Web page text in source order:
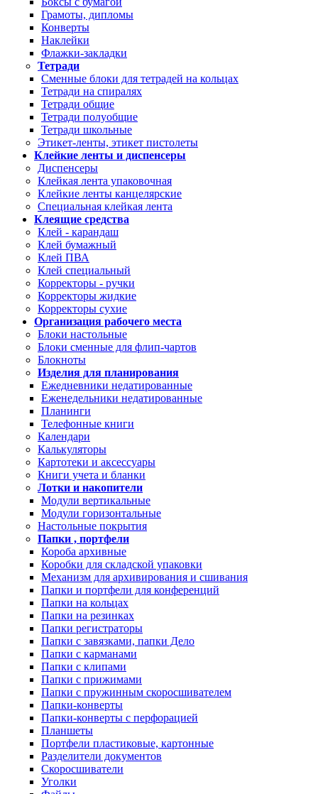
Грамоты, дипломы
Конверты
Наклейки
Флажки-закладки
Тетради
Сменные блоки для тетрадей на кольцах
Тетради на спиралях
Тетради общие
Тетради полуобщие
Тетради школьные
Этикет-ленты, этикет пистолеты
Клейкие ленты и диспенсеры
Диспенсеры
Клейкая лента упаковочная
Клейкие ленты канцелярские
Специальная клейкая лента
Клеящие средства
Клей - карандаш
Клей бумажный
Клей ПВА
Клей специальный
Корректоры - ручки
Корректоры жидкие
Корректоры сухие
Организация рабочего места
Блоки настольные
Блоки сменные для флип-чартов
Блокноты
Изделия для планирования
Ежедневники недатированные
Еженедельники недатированные
Планинги
Телефонные книги
Календари
Калькуляторы
Картотеки и аксессуары
Книги учета и бланки
Лотки и накопители
Модули вертикальные
Модули горизонтальные
Настольные покрытия
Папки , портфели
Короба архивные
Коробки для складской упаковки
Механизм для архивирования и сшивания
Папки и портфели для конференций
Папки на кольцах
Папки на резинках
Папки регистраторы
Папки с завязками, папки Дело
Папки с карманами
Папки с клипами
Папки с прижимами
Папки с пружинным скоросшивателем
Папки-конверты
Папки-конверты с перфорацией
Планшеты
Портфели пластиковые, картонные
Разделители документов
Скоросшиватели
Уголки